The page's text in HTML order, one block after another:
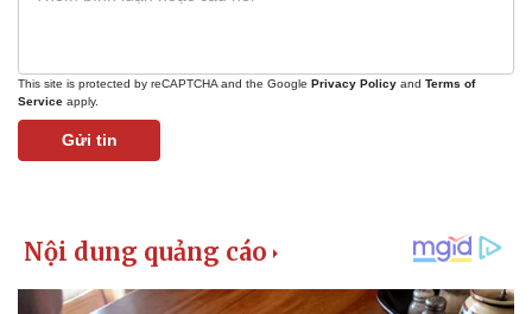
Kinh tế
Bất động sản
Giá vàng
This site is protected by reCAPTCHA and the Google Privacy Policy and Terms of
Service apply.
Gửi tin